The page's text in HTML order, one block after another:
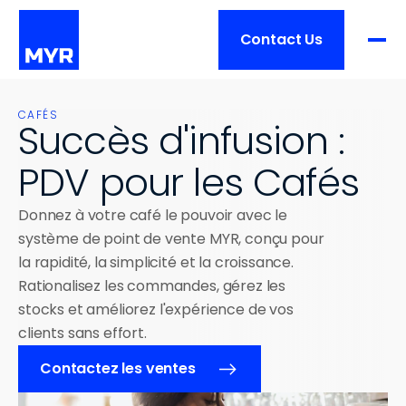
CAFÉS
Succès d'infusion :
PDV pour les Cafés
Donnez à votre café le pouvoir avec le
système de point de vente MYR, conçu pour
la rapidité, la simplicité et la croissance.
Rationalisez les commandes, gérez les
stocks et améliorez l'expérience de vos
clients sans effort.
Contactez les ventes
Contact Us
FONCTIONNALITÉS
Aperçu
Traitement de commande
Gestion de restaurant
Intégrations
Matériel
Prix
Aperçu
Formation
Mise en place
Soutien
Services
Clients
Liste des clients
Histoires de réussite